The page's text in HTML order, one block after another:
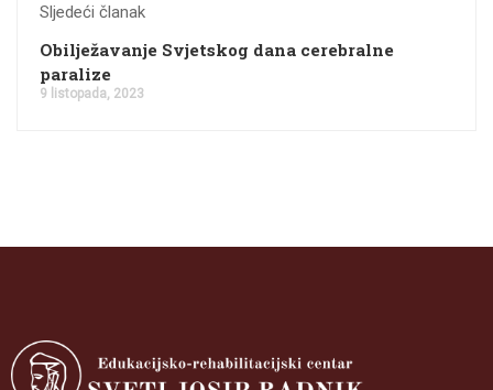
Sljedeći članak
Obilježavanje Svjetskog dana cerebralne
paralize
9 listopada, 2023